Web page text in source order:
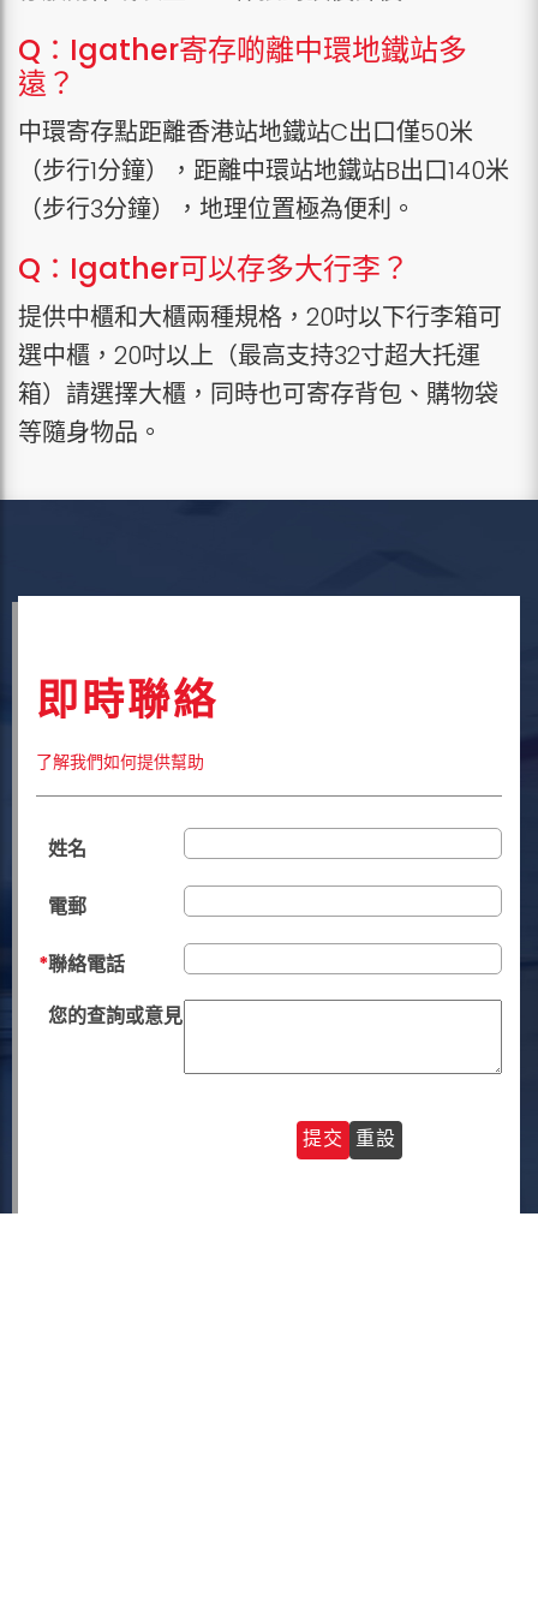
Q：Igather寄存啲離中環地鐵站多
遠？
中環寄存點距離香港站地鐵站C出口僅50米
（步行1分鐘），距離中環站地鐵站B出口140米
（步行3分鐘），地理位置極為便利。
Q：Igather可以存多大行李？
提供中櫃和大櫃兩種規格，20吋以下行李箱可
選中櫃，20吋以上（最高支持32寸超大托運
箱）請選擇大櫃，同時也可寄存背包、購物袋
等隨身物品。
即時聯絡
了解我們如何提供幫助
姓名
電郵
聯絡電話
您的查詢或意見